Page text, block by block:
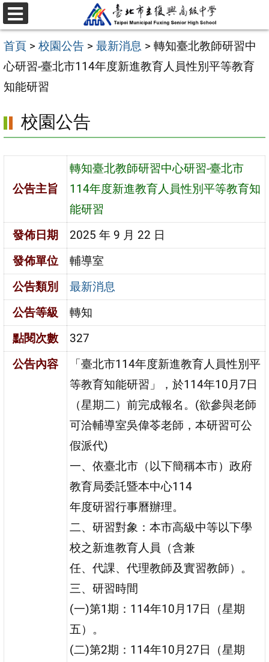
跳
至
主
要
內
區
選
單
首頁 > 校園公告 > 最新消息 > 轉知臺北教師研習中
心研習-臺北市114年度新進教育人員性別平等教育
知能研習
校園公告
公告主旨
轉知臺北教師研習中心研習-臺北市
114年度新進教育人員性別平等教育知
能研習
發佈日期
2025 年 9 月 22 日
發佈單位
輔導室
公告類別
最新消息
公告等級
轉知
點閱次數
327
公告內容
「臺北市114年度新進教育人員性別平
等教育知能研習」，於114年10月7日
（星期二）前完成報名。(欲參與老師
可洽輔導室吳偉苓老師，本研習可公
假派代)
一、依臺北市（以下簡稱本市）政府
教育局委託暨本中心114
年度研習行事曆辦理。
二、研習對象：本市高級中等以下學
校之新進教育人員（含兼
任、代課、代理教師及實習教師）。
三、研習時間
(一)第1期：114年10月17日（星期
五）。
(二)第2期：114年10月27日（星期